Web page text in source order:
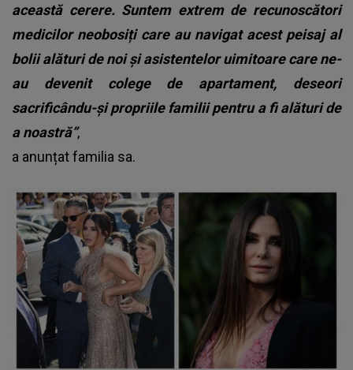
această cerere. Suntem extrem de recunoscători
medicilor neobosiți care au navigat acest peisaj al
bolii alături de noi și asistentelor uimitoare care ne-
au devenit colege de apartament, deseori
sacrificându-și propriile familii pentru a fi alături de
a noastră”,
a anunțat familia sa.